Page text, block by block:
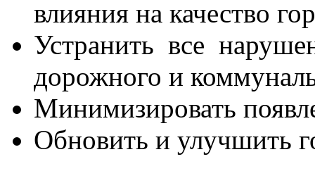
влияния на качество
Устранить все
дорожного и
Минимизировать
Обновить и улучшить